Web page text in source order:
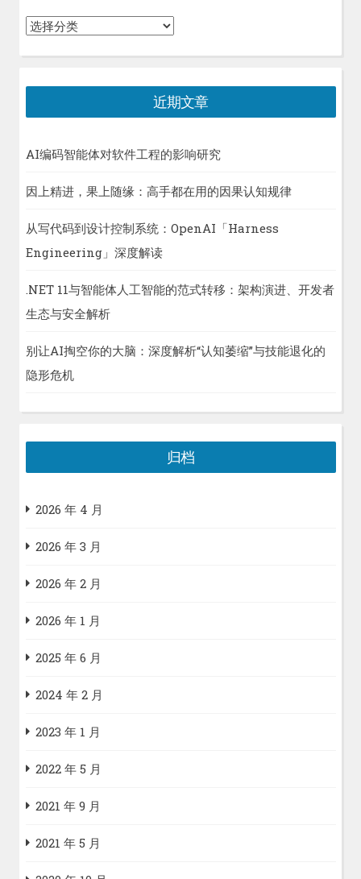
分
近期文章
AI编码智能体对软件工程的影响研究
因上精进，果上随缘：高手都在用的因果认知规律
从写代码到设计控制系统：OpenAI「Harness
Engineering」深度解读
.NET 11与智能体人工智能的范式转移：架构演进、开发者
生态与安全解析
别让AI掏空你的大脑：深度解析“认知萎缩”与技能退化的
隐形危机
归档
2026 年 4 月
2026 年 3 月
2026 年 2 月
2026 年 1 月
2025 年 6 月
2024 年 2 月
2023 年 1 月
2022 年 5 月
2021 年 9 月
2021 年 5 月